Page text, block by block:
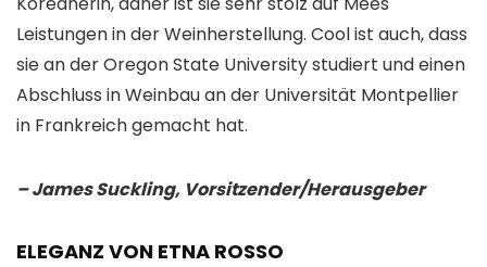
Leistungen in der Weinherstellung. Cool ist auch, dass
sie an der Oregon State University studiert und einen
Abschluss in Weinbau an der Universität Montpellier
in Frankreich gemacht hat.
– James Suckling, Vorsitzender/Herausgeber
ELEGANZ VON ETNA ROSSO